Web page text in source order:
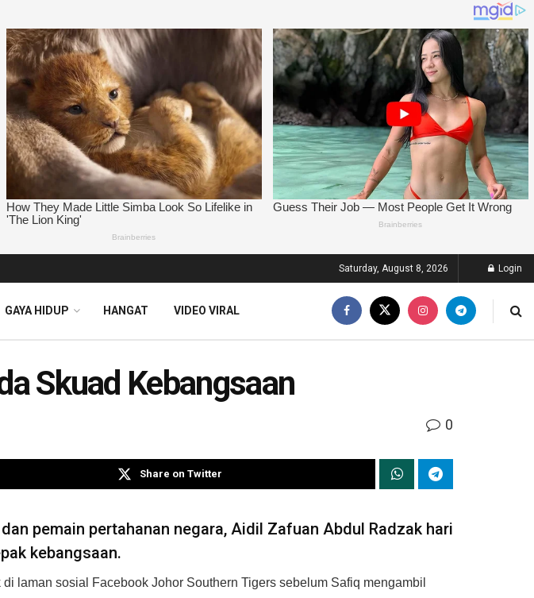
Saturday, August 8, 2026 Login
GAYA HIDUP HANGAT VIDEO VIRAL
Skuad Kebangsaan
0
Share on Twitter
pemain pertahanan negara, Aidil Zafuan Abdul Radzak hari
kebangsaan.
laman sosial Facebook Johor Southern Tigers sebelum Safiq mengambil